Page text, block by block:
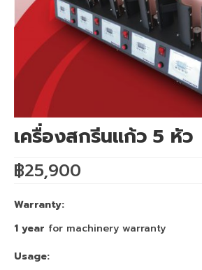
เครื่องสกรีนผ้า Mimaki
เครื่องรีดโรล 190 cm.
เครื่องพิมพ์ซับลิเมชั่น
เครื่องพิมพ์ซับลิเมชั่น
เครื่องพิมพ์สกรีน mimaki
Heatroller 1.7m
Heatroller 1.9m
1800TS
เครื่องสกรีนแก้ว 5 หัว
฿25,900
Warranty:
1 year for machinery warranty
Usage: